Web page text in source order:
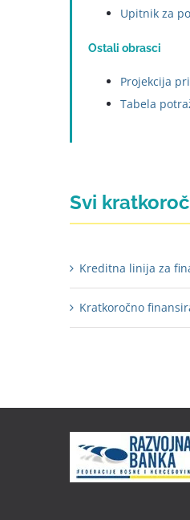
Upitnik za
Ostali obrasci
Projekcija
Tabela
Svi
Kreditna linija za
Kratkoročno